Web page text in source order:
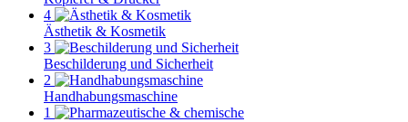
4
Ästhetik & Kosmetik
3
Beschilderung und Sicherheit
2
Handhabungsmaschine
1